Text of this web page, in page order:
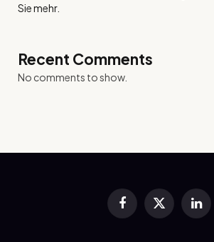
Sie mehr.
Recent Comments
No comments to show.
Facebook
X
(Twitter)